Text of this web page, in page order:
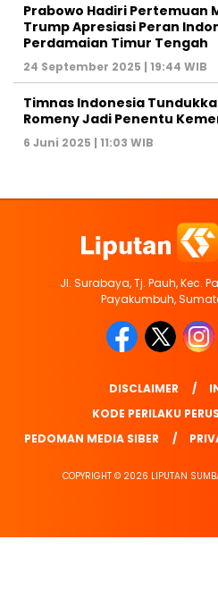
Prabowo Hadiri Pertemuan
Trump Apresiasi Peran
Perdamaian Timur Tengah
24 September 2025 | 19:44 WIB
Timnas Indonesia
Romeny Jadi Penentu
6 Juni 2025 | 11:03 WIB
Jl. Surabaya, Tj. Pauh, Kec.
Payakumbuh,
DISCLAIMER
KODE PERILAKU
PEDOMAN MEDIA SIBER
COPYRIGHT © 2026 LIPUTAN